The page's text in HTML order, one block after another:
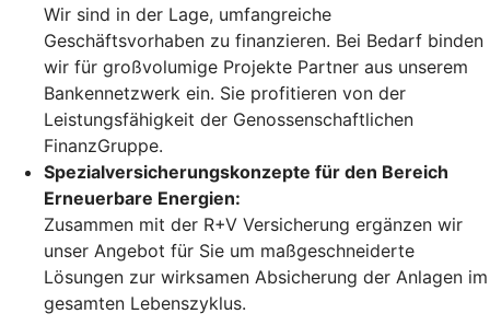
Wir sind in der Lage, umfangreiche
Geschäftsvorhaben zu finanzieren. Bei Bedarf binden
wir für großvolumige Projekte Partner aus unserem
Bankennetzwerk ein. Sie profitieren von der
Leistungsfähigkeit der Genossenschaftlichen
FinanzGruppe.
Spezialversicherungskonzepte für den Bereich
Erneuerbare Energien:
Zusammen mit der R+V Versicherung ergänzen wir
unser Angebot für Sie um maßgeschneiderte
Lösungen zur wirksamen Absicherung der Anlagen im
gesamten Lebenszyklus.